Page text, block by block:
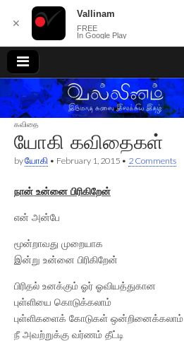
வல்லினம்
கவிதை
யோகி கவிதைகள்
byயோகி • February 1, 2015 • 2 Comments
நான் உன்னை பிரிகிறேன்
என் அன்பே
மூன்றாவது முறையாக
இன்று உன்னை பிரிகிறேன்
பிரிதல் உனக்கும் ஓர் ஓவியத்துகான
புள்ளியை கொடுக்கலாம்
புள்ளிகளைக் கோடுகள் ஒன்றினைக்கலாம்
நீ அவற்றுக்கு வர்ணம் தீட்டி
✕
Vallinam
FREE
In Google Play